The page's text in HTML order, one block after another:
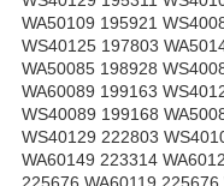
WA50109 195921
WS40125 197803
WA50085 198928
WA60089 199163
WS40089 199168
WS40129 222803
WA60149 223314
225676 WA60119